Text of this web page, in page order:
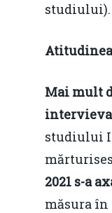
studiului).
Mai mult
studiului
2021 s-a
măsura în